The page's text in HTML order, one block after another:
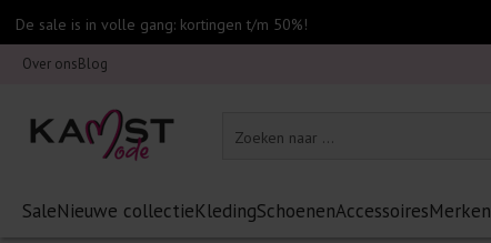
De sale is in volle gang: kortingen t/m 50%!
Over onsBlog
SaleNieuwe collectieKledingSchoenenAccessoiresMerken